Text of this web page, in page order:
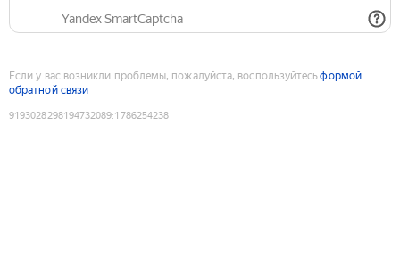
Yandex SmartCaptcha
Если у вас возникли проблемы, пожалуйста, воспользуйтесьформой
обратной связи
9193028298194732089:1786254238